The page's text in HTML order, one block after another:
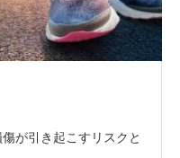
が引き起こすリスクと